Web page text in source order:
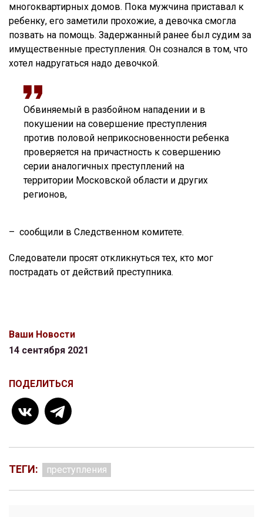
многоквартирных домов. Пока мужчина приставал к
ребенку, его заметили прохожие, а девочка смогла
позвать на помощь. Задержанный ранее был судим за
имущественные преступления. Он сознался в том, что
хотел надругаться надо девочкой.
Обвиняемый в разбойном нападении и в
покушении на совершение преступления
против половой неприкосновенности ребенка
проверяется на причастность к совершению
серии аналогичных преступлений на
территории Московской области и других
регионов,
– сообщили в Следственном комитете.
Следователи просят откликнуться тех, кто мог
пострадать от действий преступника.
Ваши Новости
14 сентября 2021
ПОДЕЛИТЬСЯ
ТЕГИ: преступления